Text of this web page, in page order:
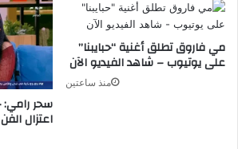
سحر رامي:
اعتزال
مي فاروق تطلق أغنية “حبايبنا”
على يوتيوب – شاهد الفيديو الآن
منذ ساعتين